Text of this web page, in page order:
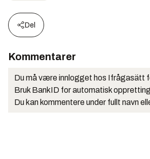
Del
Kommentarer
Du må være innlogget hos Ifrågasätt
Bruk BankID for automatisk
Du kan kommentere under fullt navn